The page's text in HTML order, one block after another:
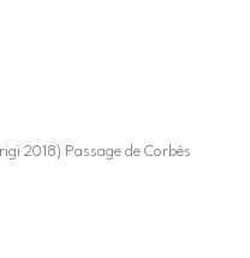
2018) Passage de Corbés